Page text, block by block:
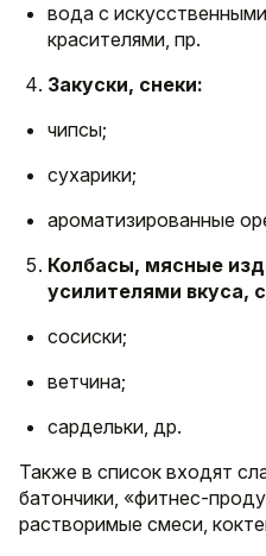
вода с
красителями, пр.
Закуски, снеки:
чипсы;
сухарики;
ароматизированные
Колбасы, мясные
усилителями вкуса,
сосиски;
ветчина;
сардельки, др.
Также в список входят
батончики, «фитнес-
растворимые смеси,